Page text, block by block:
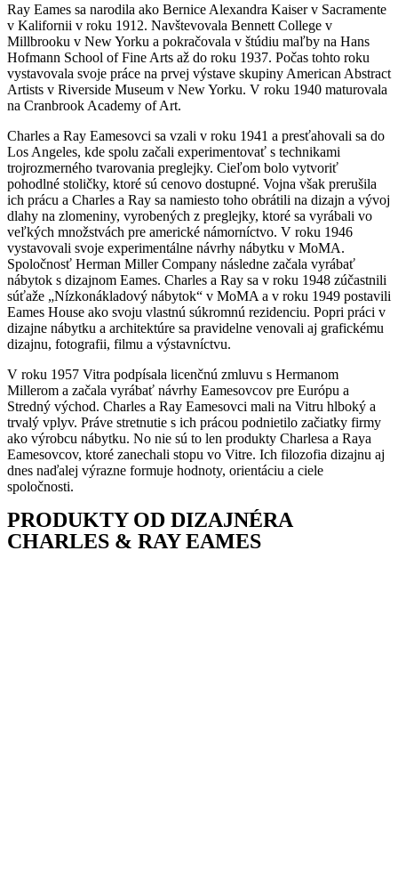
Ray Eames sa narodila ako Bernice Alexandra Kaiser v Sacramente
v Kalifornii v roku 1912. Navštevovala Bennett College v
Millbrooku v New Yorku a pokračovala v štúdiu maľby na Hans
Hofmann School of Fine Arts až do roku 1937. Počas tohto roku
vystavovala svoje práce na prvej výstave skupiny American Abstract
Artists v Riverside Museum v New Yorku. V roku 1940 maturovala
na Cranbrook Academy of Art.
Charles a Ray Eamesovci sa vzali v roku 1941 a presťahovali sa do
Los Angeles, kde spolu začali experimentovať s technikami
trojrozmerného tvarovania preglejky. Cieľom bolo vytvoriť
pohodlné stoličky, ktoré sú cenovo dostupné. Vojna však prerušila
ich prácu a Charles a Ray sa namiesto toho obrátili na dizajn a vývoj
dlahy na zlomeniny, vyrobených z preglejky, ktoré sa vyrábali vo
veľkých množstvách pre americké námorníctvo. V roku 1946
vystavovali svoje experimentálne návrhy nábytku v MoMA.
Spoločnosť Herman Miller Company následne začala vyrábať
nábytok s dizajnom Eames. Charles a Ray sa v roku 1948 zúčastnili
súťaže „Nízkonákladový nábytok“ v MoMA a v roku 1949 postavili
Eames House ako svoju vlastnú súkromnú rezidenciu. Popri práci v
dizajne nábytku a architektúre sa pravidelne venovali aj grafickému
dizajnu, fotografii, filmu a výstavníctvu.
V roku 1957 Vitra podpísala licenčnú zmluvu s Hermanom
Millerom a začala vyrábať návrhy Eamesovcov pre Európu a
Stredný východ. Charles a Ray Eamesovci mali na Vitru hlboký a
trvalý vplyv. Práve stretnutie s ich prácou podnietilo začiatky firmy
ako výrobcu nábytku. No nie sú to len produkty Charlesa a Raya
Eamesovcov, ktoré zanechali stopu vo Vitre. Ich filozofia dizajnu aj
dnes naďalej výrazne formuje hodnoty, orientáciu a ciele
spoločnosti.
PRODUKTY OD DIZAJNÉRA
CHARLES & RAY EAMES